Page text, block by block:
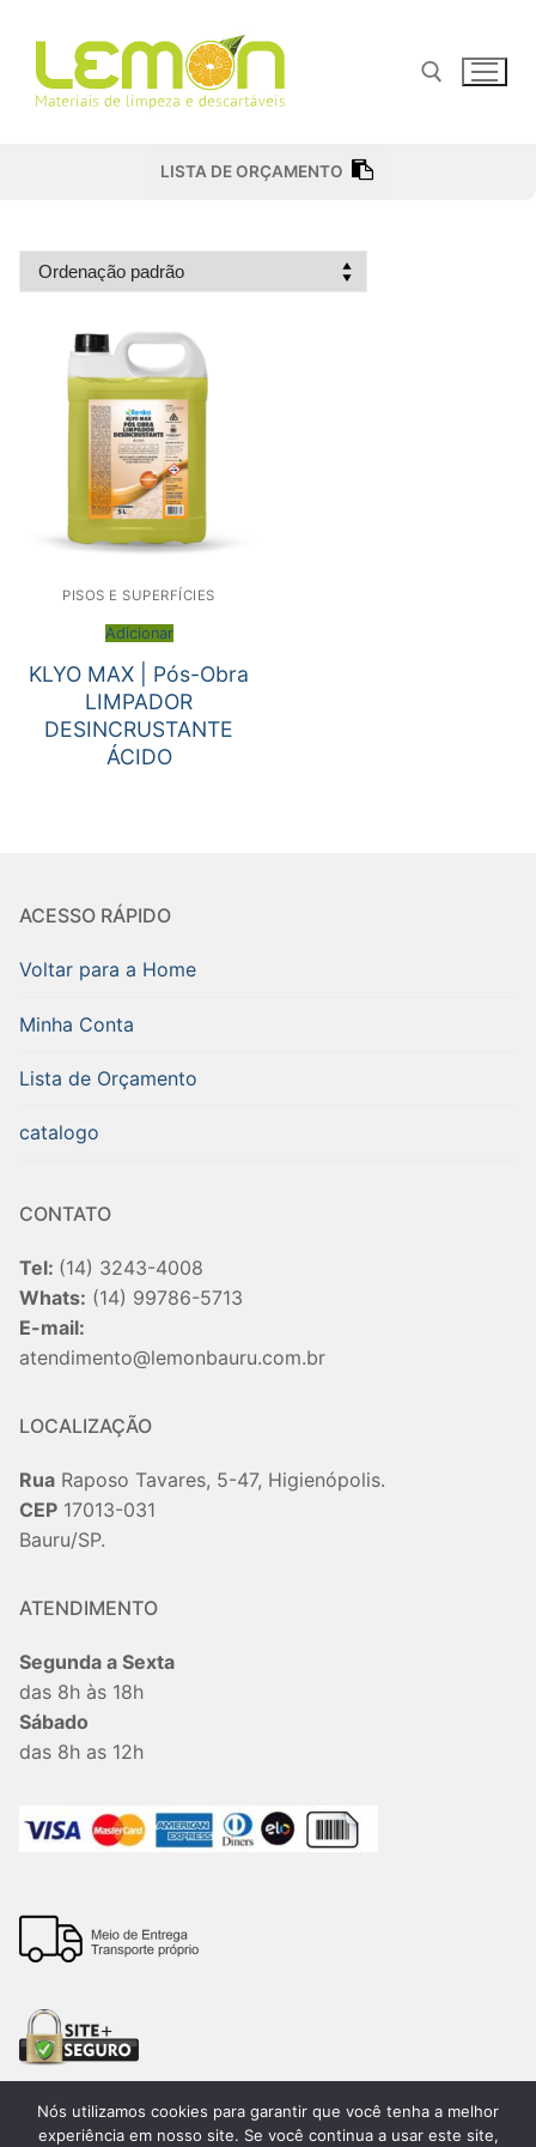
para
conteúdo
Pesquisar por:
LISTA DE ORÇAMENTO
PISOS E SUPERFÍCIES
Adicionar
KLYO MAX | Pós-Obra
LIMPADOR
DESINCRUSTANTE
ÁCIDO
ACESSO RÁPIDO
Voltar para a Home
Minha Conta
Lista de Orçamento
catalogo
CONTATO
Tel: (14) 3243-4008
Whats: (14) 99786-5713
E-mail:
atendimento@lemonbauru.com.br
LOCALIZAÇÃO
Rua Raposo Tavares, 5-47, Higienópolis.
CEP 17013-031
Bauru/SP.
ATENDIMENTO
Segunda a Sexta
das 8h às 18h
Sábado
das 8h as 12h
Nós utilizamos cookies para garantir que você tenha a melhor
experiência em nosso site. Se você continua a usar este site,